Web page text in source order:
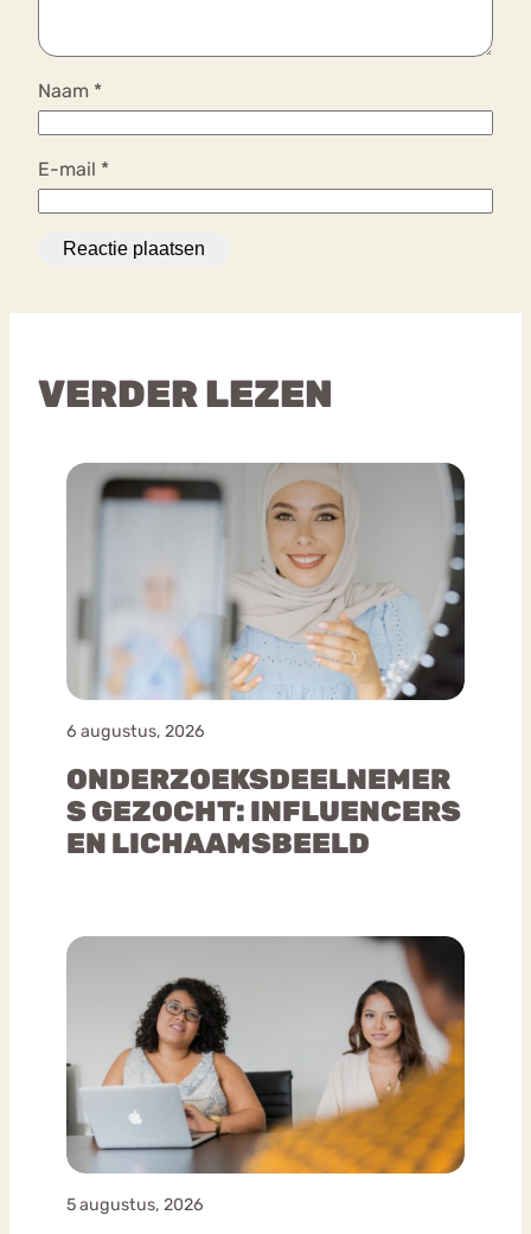
Naam *
E-mail *
VERDER LEZEN
6 augustus, 2026
ONDERZOEKSDEELNEMER
S GEZOCHT: INFLUENCERS
EN LICHAAMSBEELD
5 augustus, 2026